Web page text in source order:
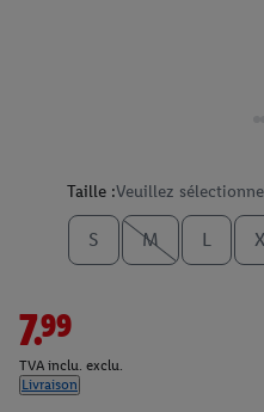
Taille :Veuillez
S M L
7.99
TVA inclu. exclu.
Livraison